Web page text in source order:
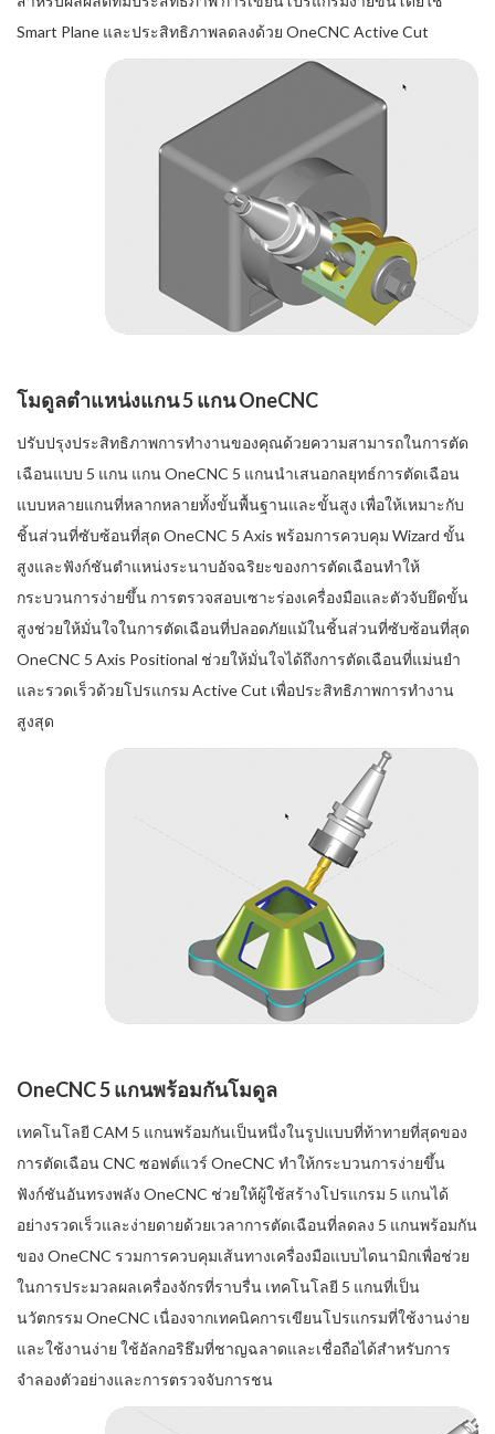
Smart Plane และประสิทธิภาพลดลงด้วย OneCNC Active Cut
โมดูลตำแหน่งแกน 5 แกน OneCNC
ปรับปรุงประสิทธิภาพการทำงานของคุณด้วยความสามารถในการตัด
เฉือนแบบ 5 แกน แกน OneCNC 5 แกนนำเสนอกลยุทธ์การตัดเฉือน
แบบหลายแกนที่หลากหลายทั้งขั้นพื้นฐานและขั้นสูง เพื่อให้เหมาะกับ
ชิ้นส่วนที่ซับซ้อนที่สุด OneCNC 5 Axis พร้อมการควบคุม Wizard ขั้น
สูงและฟังก์ชันตำแหน่งระนาบอัจฉริยะของการตัดเฉือนทำให้
กระบวนการง่ายขึ้น การตรวจสอบเซาะร่องเครื่องมือและตัวจับยึดขั้น
สูงช่วยให้มั่นใจในการตัดเฉือนที่ปลอดภัยแม้ในชิ้นส่วนที่ซับซ้อนที่สุด
OneCNC 5 Axis Positional ช่วยให้มั่นใจได้ถึงการตัดเฉือนที่แม่นยำ
และรวดเร็วด้วยโปรแกรม Active Cut เพื่อประสิทธิภาพการทำงาน
สูงสุด
OneCNC 5 แกนพร้อมกันโมดูล
เทคโนโลยี CAM 5 แกนพร้อมกันเป็นหนึ่งในรูปแบบที่ท้าทายที่สุดของ
การตัดเฉือน CNC ซอฟต์แวร์ OneCNC ทำให้กระบวนการง่ายขึ้น
ฟังก์ชันอันทรงพลัง OneCNC ช่วยให้ผู้ใช้สร้างโปรแกรม 5 แกนได้
อย่างรวดเร็วและง่ายดายด้วยเวลาการตัดเฉือนที่ลดลง 5 แกนพร้อมกัน
ของ OneCNC รวมการควบคุมเส้นทางเครื่องมือแบบไดนามิกเพื่อช่วย
ในการประมวลผลเครื่องจักรที่ราบรื่น เทคโนโลยี 5 แกนที่เป็น
นวัตกรรม OneCNC เนื่องจากเทคนิคการเขียนโปรแกรมที่ใช้งานง่าย
และใช้งานง่าย ใช้อัลกอริธึมที่ชาญฉลาดและเชื่อถือได้สำหรับการ
จำลองตัวอย่างและการตรวจจับการชน